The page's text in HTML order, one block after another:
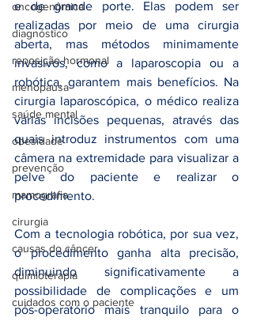
oncogenômica
diagnóstico
reposição hormonal
menopausa
saúde mental
obesidade
prevenção
mamografia
cirurgia
causas do câncer
quimioterapia
cuidados com o paciente
e de grande porte. Elas podem ser
realizadas por meio de uma cirurgia
aberta, mas métodos minimamente
invasivos, como a laparoscopia ou a
robótica, garantem mais benefícios. Na
cirurgia laparoscópica, o médico realiza
várias incisões pequenas, através das
quais introduz instrumentos com uma
câmera na extremidade para visualizar a
pelve do paciente e realizar o
procedimento.
Com a tecnologia robótica, por sua vez,
o procedimento ganha alta precisão,
diminuindo significativamente a
possibilidade de complicações e um
pós-operatório mais tranquilo para o